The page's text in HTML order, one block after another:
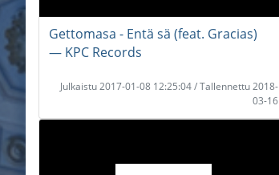
Gettomasa - Entä sä (feat. Gracias)
― KPC Records
Julkaistu 2017-01-08 12:25:04 / Tallennettu 2018-
03-16